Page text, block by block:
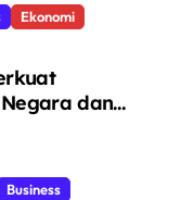
Ekonomi
dan
Rp123,8
Business